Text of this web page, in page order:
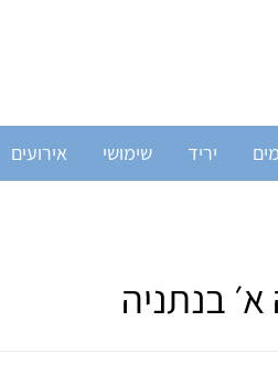
יריד שימושי אירועים
בנתניה